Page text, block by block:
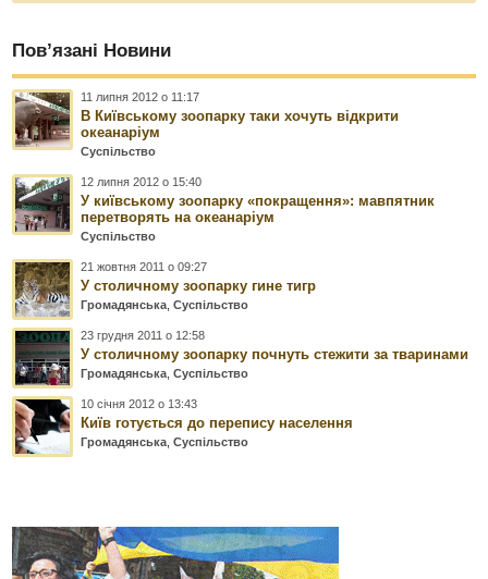
Пов’язані Новини
11 липня 2012 о 11:17
В Київському зоопарку таки хочуть відкрити
океанаріум
Суспільство
12 липня 2012 о 15:40
У київському зоопарку «покращення»: мавпятник
перетворять на океанаріум
Суспільство
21 жовтня 2011 о 09:27
У столичному зоопарку гине тигр
Громадянська ,Суспільство
23 грудня 2011 о 12:58
У столичному зоопарку почнуть стежити за тваринами
Громадянська ,Суспільство
10 січня 2012 о 13:43
Київ готується до перепису населення
Громадянська ,Суспільство